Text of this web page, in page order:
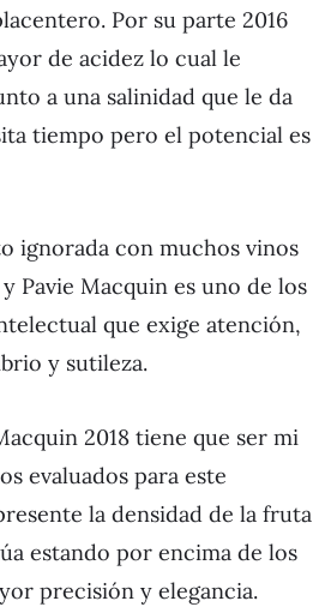
Por su parte 2016
de acidez lo cual le
a una salinidad que le da
tiempo pero el potencial es
ignorada con muchos vinos
Pavie Macquin es uno de los
que exige atención,
y sutileza.
2018 tiene que ser mi
evaluados para este
la densidad de la fruta
estando por encima de los
precisión y elegancia.